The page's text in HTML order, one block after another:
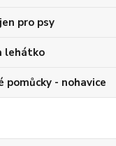
pro psy
lehátko
pomůcky - nohavice